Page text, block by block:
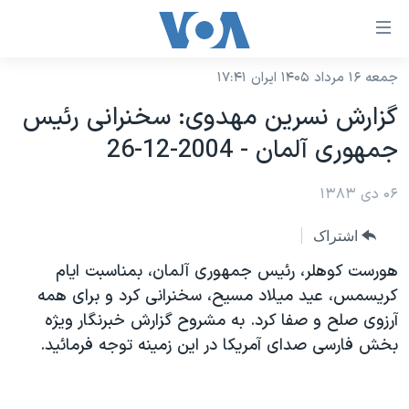
لینکهای
دسترسی
جهش
محتوای
اصلی
جهش
اصلی
جهش
به
جستجو
نسخه سبک وب‌سایت
موضوع ها
ایران
آمریکا
ورزشی
گزیده‌ها
برنامه های تلویزیونی
جدول برنامه ها
صفحه‌های ویژه
جام جهانی ۲۰۲۶
عملیات خشم حماسی
فرکانس‌های صدای آمریکا
پخش رادیویی
جمعه ۱۶ مرداد ۱۴۰۵ ایران ۱۷:۴۱
گزارش نسرين مهدوی: سخنرانی رئيس
جمهوری آلمان - 2004-12-26
۰۶ دی ۱۳۸۳
اشتراک
هورست کوهلر، رئيس جمهوری آلمان، بمناسبت ايام
کريسمس، عيد ميلاد مسيح، سخنرانی کرد و برای همه
آرزوی صلح و صفا کرد. به مشروح گزارش خبرنگار ويژه
بخش فارسی صدای آمريکا در اين زمينه توجه فرمائيد.